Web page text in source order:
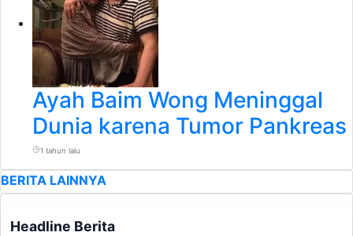
Ayah Baim Wong Meninggal
Dunia karena Tumor Pankreas
1 tahun lalu
BERITA LAINNYA
Headline Berita